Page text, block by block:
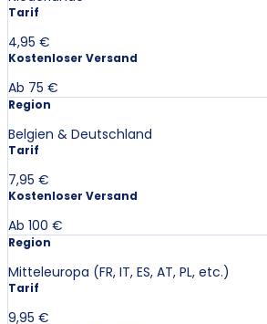
Tarif
4,95 €
Kostenloser Versand
Ab 75 €
Region
Belgien & Deutschland
Tarif
7,95 €
Kostenloser Versand
Ab 100 €
Region
Mitteleuropa (FR, IT, ES, AT, PL, etc.)
Tarif
9,95 €